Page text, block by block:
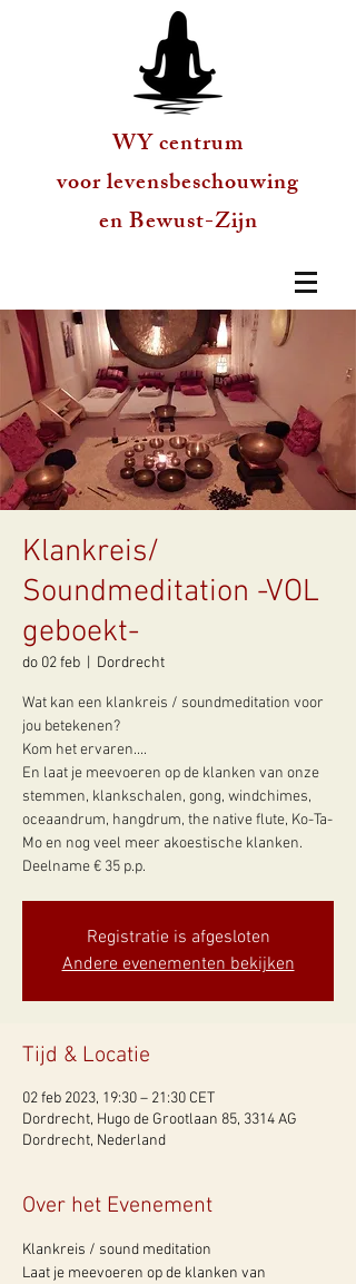
WY centrum
voor levensbeschouwing
en Bewust-Zijn
Klankreis/
Soundmeditation -VOL
geboekt-
do 02 feb Dordrecht
Wat kan een klankreis / soundmeditation voor
jou betekenen?
Kom het ervaren....
En laat je meevoeren op de klanken van onze
stemmen, klankschalen, gong, windchimes,
oceaandrum, hangdrum, the native flute, Ko-Ta-
Mo en nog veel meer akoestische klanken.
Deelname € 35 p.p.
Registratie is afgesloten
Andere evenementen bekijken
Tijd & Locatie
02 feb 2023, 19:30 – 21:30 CET
Dordrecht, Hugo de Grootlaan 85, 3314 AG
Dordrecht, Nederland
Over het Evenement
Klankreis / sound meditation
Laat je meevoeren op de klanken van